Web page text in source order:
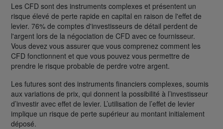
Les CFD sont des instruments complexes et présentent un
risque élevé de perte rapide en capital en raison de l'effet de
levier. 76% de comptes d'investisseurs de détail perdent de
l'argent lors de la négociation de CFD avec ce fournisseur.
Vous devez vous assurer que vous comprenez comment les
CFD fonctionnent et que vous pouvez vous permettre de
prendre le risque probable de perdre votre argent.
Les futures sont des instruments financiers complexes, soumis
aux variations de prix, qui donnent la possibilité à l’investisseur
d’investir avec effet de levier. L’utilisation de l’effet de levier
implique un risque de perte supérieur au montant initialement
déposé.